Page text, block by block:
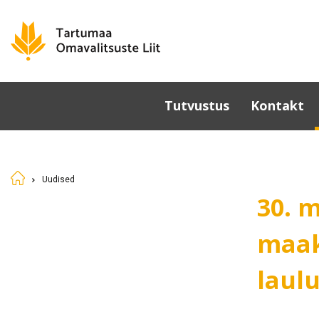
Tutvustus
Komisjonid ja nõukogud
Kontakt
Uudised
30.